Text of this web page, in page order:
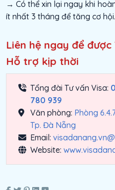
→ Có thể xin lại ngay khi
ít nhất 3 tháng để tăng cơ hội.
Liên hệ ngay để
Hỗ trợ kịp thời
Tổng đài Tư vấn Visa:
780 939
Văn phòng: Phòng
Tp. Đà Nẵng
Email:
Website: